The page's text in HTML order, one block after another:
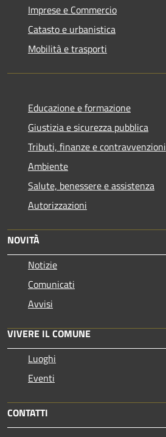
Imprese e Commercio
Catasto e urbanistica
Mobilità e trasporti
Educazione e formazione
Giustizia e sicurezza pubblica
Tributi, finanze e contravvenzioni
Ambiente
Salute, benessere e assistenza
Autorizzazioni
NOVITÀ
Notizie
Comunicati
Avvisi
VIVERE IL COMUNE
Luoghi
Eventi
CONTATTI